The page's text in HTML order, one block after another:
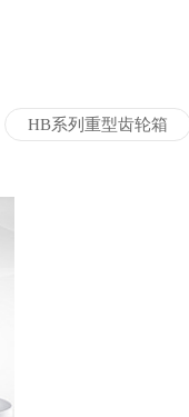
HB系列重型齿轮箱